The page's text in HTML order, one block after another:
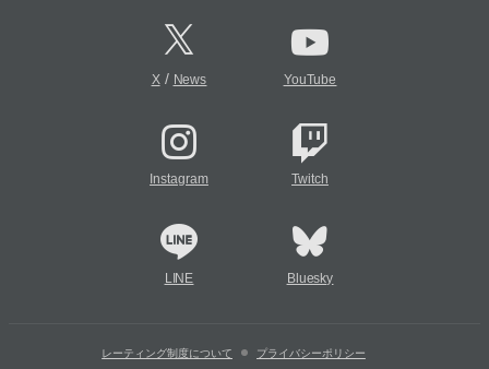
X/ News YouTube
Instagram Twitch
LINE Bluesky
レーティング制度について プライバシーポリシー